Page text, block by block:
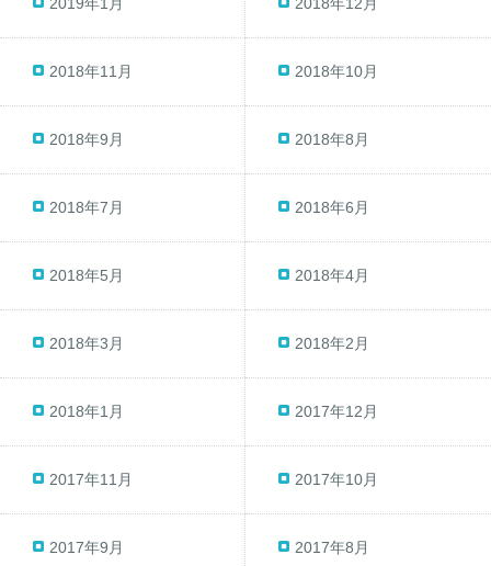
2019年1月 2018年12月
2018年11月 2018年10月
2018年9月 2018年8月
2018年7月 2018年6月
2018年5月 2018年4月
2018年3月 2018年2月
2018年1月 2017年12月
2017年11月 2017年10月
2017年9月 2017年8月